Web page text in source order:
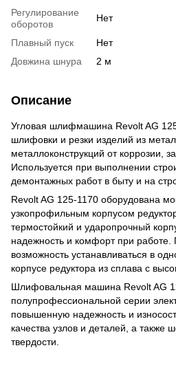
Регулирование
оборотов
Нет
Плавный пуск
Нет
Довжина шнура
2 м
Описание
Угловая шлифмашина Revolt AG
шлифовки и резки изделий из
металлоконструкций от коррозии,
Используется при выполнении
демонтажных работ в быту и на
Revolt AG 125-1170 оборудована
узкопрофильным корпусом
термостойкий и ударопрочный
надежность и комфорт при работе.
возможность устанавливаться в
корпусе редуктора из сплава с
Шлифовальная машина Revolt AG
полупрофессиональной серии
повышенную надежность и
качества узлов и деталей, а также
твердости.